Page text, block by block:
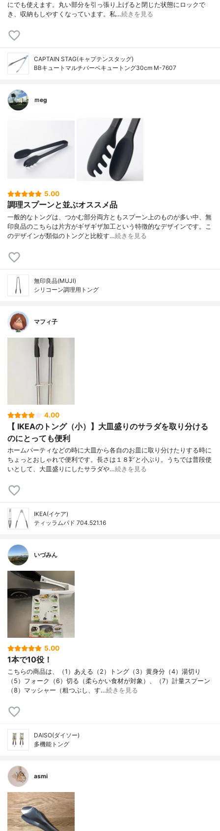
にでも使えます。丸い部分を引っ張り上げると閉じた状態にロックで
き、収納もしやすくなっています。私…続きを見る
CAPTAIN STAG(キャプテンスタッグ)
BBキュートマルチバーベキュートング30cm M-7607
ｍeg
5.00
調理スプーンと並ぶオススメ品
一般的なトングは、つかむ部分両方ともスプーン上のものが多い中、無
印良品のこちらは片方がギザギザ加工という特徴的なデザインです。こ
のデザインが類似のトングと比較す…続きを見る
無印良品(MUJI)
シリコーン調理用トング
マフィ子
4.00
【 IKEAのトング（小）】大皿盛りのサラダを取り分ける
のにとっても便利
ホームパーティなどの時に大皿から各自のお皿に取り分けたりする時に
ちょっとおしゃれで便利です。長さは１８㌢と小ぶり。うちでは普段使
いとして、大皿盛りにしたサラダや…続きを見る
IKEA(イケア)
ティッラムパド 704.521.16
いづみん
5.00
1本で10役！
こちらの商品は、（1）あえる（2）トング（3）黄身分（4）湯切り
（5）フォーク（6）切る（柔らかい食材が対象）、（7）計量スプーン
（8）マッシャー（粗つぶし、す…続きを見る
DAISO(ダイソー)
多機能トング
asmi